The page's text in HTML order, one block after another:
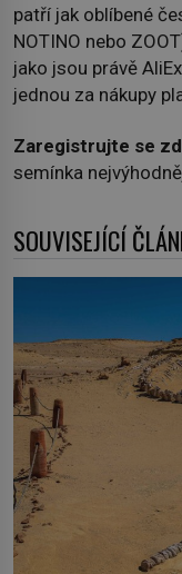
patří jak oblíbené
NOTINO nebo
jako jsou právě
jednou za nákupy
Zaregistrujte se
semínka
SOUVISEJÍCÍ